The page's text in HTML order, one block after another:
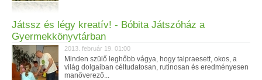
Játssz és légy kreatív! - Bóbita Játszóház a
Gyermekkönyvtárban
2013. február 19. 01:00
Minden szülő leghőbb vágya, hogy talpraesett, okos, a
világ dolgaiban céltudatosan, rutinosan és eredményesen
manőverező...